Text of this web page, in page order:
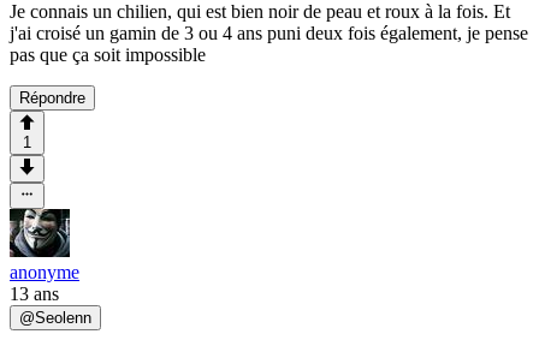
Je connais un chilien, qui est bien noir de peau et roux à la fois. Et
j'ai croisé un gamin de 3 ou 4 ans puni deux fois également, je pense
pas que ça soit impossible
Répondre
1
anonyme
13 ans
@Seolenn